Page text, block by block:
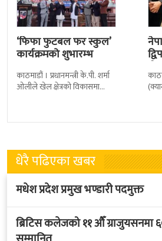
‘फिफा फुटबल फर स्कुल’
कार्यक्रमको शुभारम्भ
काठमाडौं । प्रधानमन्त्री के.पी. शर्मा
ओलीले खेल क्षेत्रको विकासमा
फुटबल संघ
धेरै पढिएका खबर
मधेश प्रदेश प्रमुख भण्डारी पदमुक्त
ब्रिटिस कलेजको ११ औँ ग्राजुयसनमा